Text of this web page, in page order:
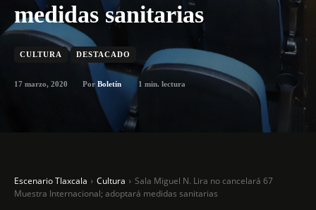
medidas sanitarias
CULTURA DESTACADO
17 marzo, 2020 Por Boletín 1 min. lectura
Escenario Tlaxcala Cultura
Sala Miguel N. Lira no cancelará 67
Muestra Internacional; adoptará medidas sanitarias